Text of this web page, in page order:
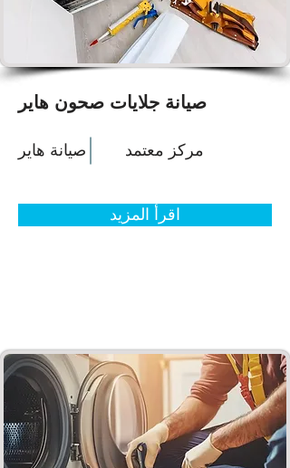
صيانة جلايات صحون هاير
صيانة هاير مركز معتمد
اقرأ المزيد